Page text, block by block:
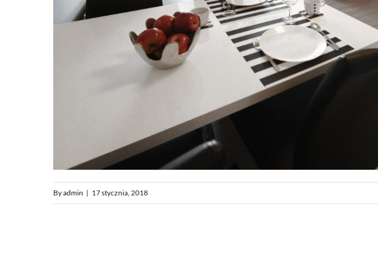
Byadmin | 17 stycznia, 2018